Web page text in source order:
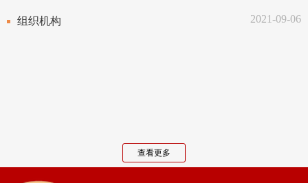
2021-09-06
组织机构
查看更多